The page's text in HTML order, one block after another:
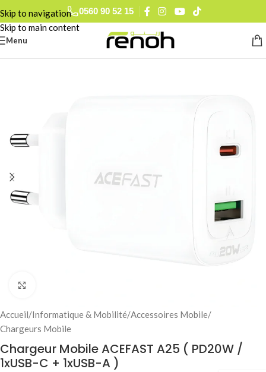
Skip to navigation
Skip to main content
0560 90 52 15
Menu
Accueil/Informatique & Mobilité/Accessoires Mobile/
Chargeurs Mobile
Chargeur Mobile ACEFAST A25 ( PD20W /
1xUSB-C + 1xUSB-A )